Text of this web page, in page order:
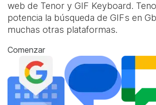
web de Tenor y GIF Keyboard.
potencia la búsqueda de GIFs en
muchas otras plataformas.
Comenzar